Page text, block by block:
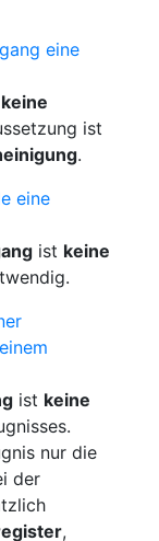
eine
keine
ist
.
eine
ist keine
ist keine
nur die
der
,